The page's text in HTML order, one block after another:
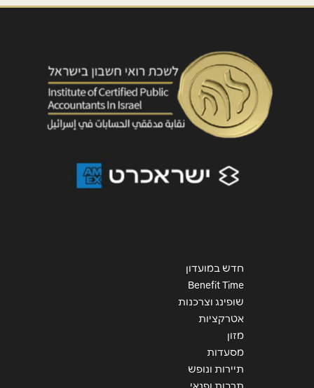
שליחה
חדש במועדון
Benefit Time
שופינג וצרכנות
אטרקציות
מזון
מסעדות
תיירות ונופש